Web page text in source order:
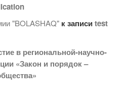
"BOLASHAQ" к записиtest
в региональной-научно-
«Закон и порядок –